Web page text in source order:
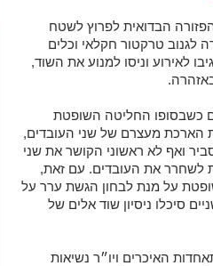
הבדואית לפרוץ לשטח
טרקטור חקלאי וכלים
לאירוע וניסו למנוע את השוד,
כשבסופו החליטה השופטת
הארכת מעצרם של שני העובדים,
ואף לא ראשוני הקושר את שני
לשחרר את העובדים. עם זאת,
על מנת לבחון הגשת ערר על
סיכלו ניסיון שוד אלים של
האיכרים ויו״ר נשיאות